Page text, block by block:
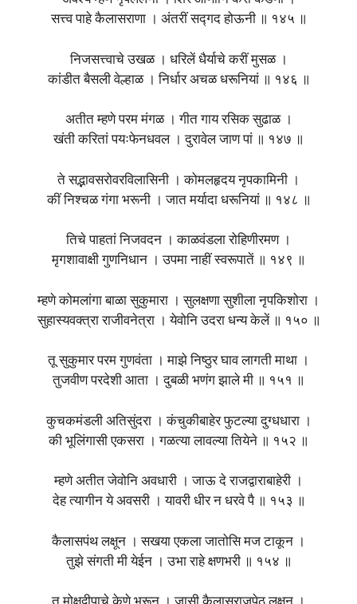
सत्त्व पाहे कैलासराणा । अंतरीं सद्गद होऊनी ॥ १४५ ॥
निजसत्त्वाचे उखळ । धरिलें धैर्याचे करीं मुसळ ।
कांडीत बैसली वेल्हाळ । निर्धार अचळ धरूनियां ॥ १४६ ॥
अतीत म्हणे परम मंगळ । गीत गाय रसिक सुढाळ ।
खंती करितां पयःफेनधवल । दुरावेल जाण पां ॥ १४७ ॥
ते सद्भावसरोवरविलासिनी । कोमलहृदय नृपकामिनी ।
कीं निश्चळ गंगा भरूनी । जात मर्यादा धरूनियां ॥ १४८ ॥
तिचे पाहतां निजवदन । काळवंडला रोहिणीरमण ।
मृगशावाक्षी गुणनिधान । उपमा नाहीं स्वरूपातें ॥ १४९ ॥
म्हणे कोमलांगा बाळा सुकुमारा । सुलक्षणा सुशीला नृपकिशोरा ।
सुहास्यवक्त्रा राजीवनेत्रा । येवोनि उदरा धन्य केलें ॥ १५० ॥
तू सुकुमार परम गुणवंता । माझे निष्ठुर घाव लागती माथा ।
तुजवीण परदेशी आता । दुबळी भणंग झाले मी ॥ १५१ ॥
कुचकमंडली अतिसुंदरा । कंचुकीबाहेर फुटल्या दुग्धधारा ।
की भूलिंगासी एकसरा । गळत्या लावल्या तियेने ॥ १५२ ॥
म्हणे अतीत जेवोनि अवधारी । जाऊ दे राजद्वाराबाहेरी ।
देह त्यागीन ये अवसरी । यावरी धीर न धरवे पै ॥ १५३ ॥
कैलासपंथ लक्षून । सखया एकला जातोसि मज टाकून ।
तुझे संगती मी येईन । उभा राहे क्षणभरी ॥ १५४ ॥